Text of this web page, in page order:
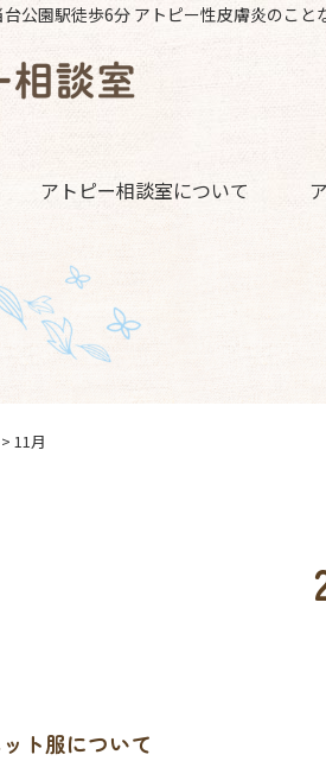
公園駅徒歩6分 アトピー性皮膚炎のこと
アトピー相談室について
> 11月
ト服について